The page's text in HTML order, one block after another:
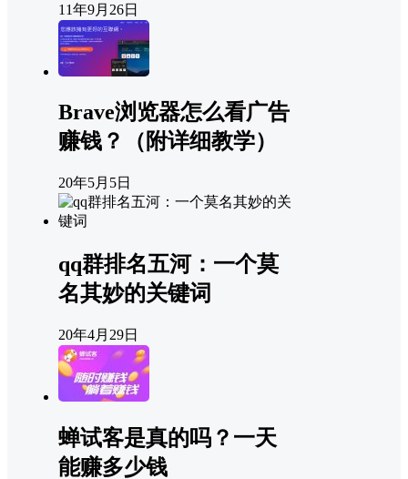
11年9月26日
Brave浏览器怎么看广告
赚钱？（附详细教学）
20年5月5日
qq群排名五河：一个莫
名其妙的关键词
20年4月29日
蝉试客是真的吗？一天
能赚多少钱